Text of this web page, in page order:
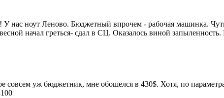
У нас ноут Леново. Бюджетный впрочем - рабочая машинка.
начал греться- сдал в СЦ. Оказалось виной
совсем уж бюджетник, мне обошелся в 430$. Хотя, по